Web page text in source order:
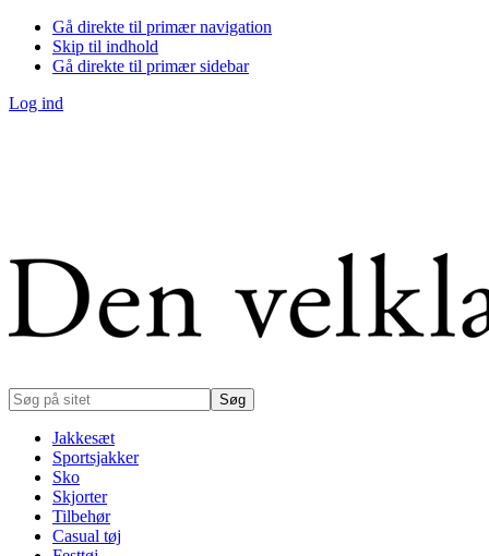
Gå direkte til primær navigation
Skip til indhold
Gå direkte til primær sidebar
Log ind
Søg
på
Jakkesæt
Sportsjakker
Sko
Skjorter
Tilbehør
Casual tøj